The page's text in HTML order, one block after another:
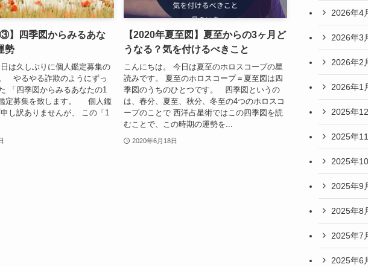
③】四季図からみるあな
勢
は久しぶりに個人鑑定募集の
やるやる詐欺のようにずっ
「四季図からみるあなたの1
定募集を致します。 個人鑑
し訳ありませんが、 この「1
【2020年夏至図】夏至からの3ヶ月ど
うなる？気を付けるべきこと
こんにちは。 今日は夏至のホロスコープの星
読みです。 夏至のホロスコープ＝夏至図は四
季図のうちのひとつです。 四季図というの
は、春分、夏至、秋分、冬至の4つのホロスコ
ープのことで 西洋占星術ではこの四季図を読
むことで、この時期の運勢を...
2020年6月18日
2026年4
2026年3
2026年2
2026年1
2025年
2025年
2025年
2025年9
2025年8
2025年7
2025年6